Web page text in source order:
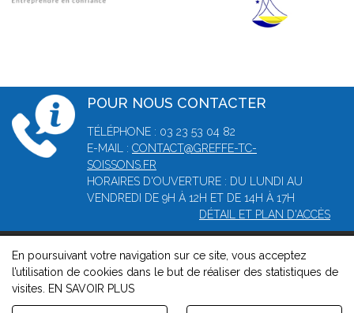
POUR NOUS CONTACTER
TÉLÉPHONE : 03 23 53 04 82
E-MAIL : CONTACT@GREFFE-TC-
SOISSONS.FR
HORAIRES D'OUVERTURE : DU LUNDI AU
VENDREDI DE 9H À 12H ET DE 14H À 17H
DÉTAIL ET PLAN D'ACCÈS
© 2026, Greffe du tribunal de commerce de Soissons -
Mentions légales-Contact -Gestion des cookies-Politique de
confidentialité et de cookies
En poursuivant votre navigation sur ce site, vous acceptez
l’utilisation de cookies dans le but de réaliser des statistiques de
visites.
EN SAVOIR PLUS